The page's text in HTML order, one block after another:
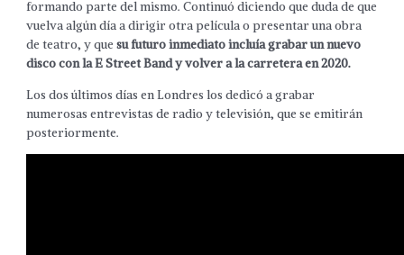
formando parte del mismo. Continuó diciendo que duda de que
vuelva algún día a dirigir otra película o presentar una obra
de teatro, y quesu futuro inmediato incluía grabar un nuevo
disco con la E Street Band y volver a la carretera en 2020.
Los dos últimos días en Londres los dedicó a grabar
numerosas entrevistas de radio y televisión, que se emitirán
posteriormente.